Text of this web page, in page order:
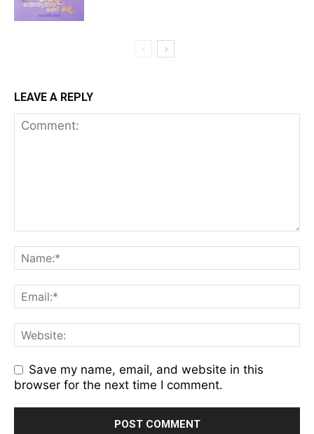
LEAVE A REPLY
Save my name, email, and website in this
browser for the next time I comment.